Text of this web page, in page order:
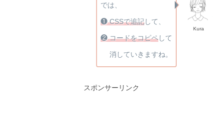
Kura
では、
❶ CSSで追記して、
❷ コードをコピペして
消していきますね。
スポンサーリンク